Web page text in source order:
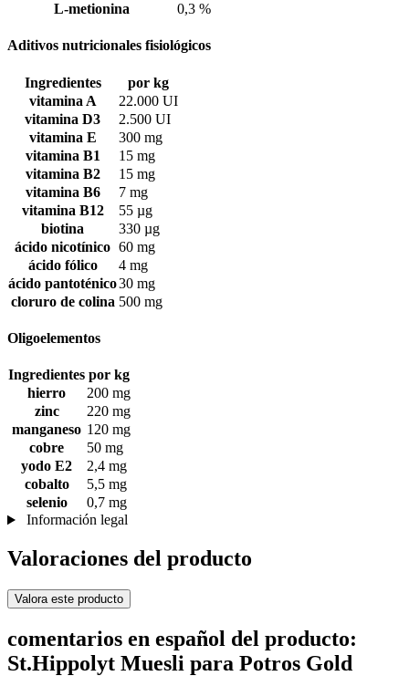
L-metionina
0,3 %
Aditivos nutricionales fisiológicos
Ingredientes
por kg
vitamina A
22.000 UI
vitamina D3
2.500 UI
vitamina E
300 mg
vitamina B1
15 mg
vitamina B2
15 mg
vitamina B6
7 mg
vitamina B12
55 µg
biotina
330 µg
ácido nicotínico 60 mg
ácido fólico
4 mg
ácido pantoténico30 mg
cloruro de colina 500 mg
Oligoelementos
Ingredientes por kg
hierro
200 mg
zinc
220 mg
manganeso 120 mg
cobre
50 mg
yodo E2
2,4 mg
cobalto
5,5 mg
selenio
0,7 mg
Información legal
Valoraciones del producto
Valora este producto
comentarios en español del producto:
St.Hippolyt Muesli para Potros Gold